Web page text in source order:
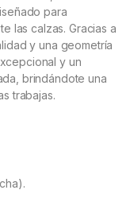
para
las calzas. Gracias a
y una geometría
y un
brindándote una
trabajas.